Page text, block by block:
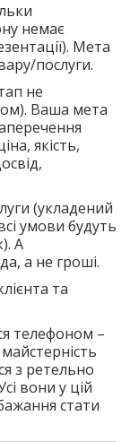
немає
Мета
послуги.
не
Ваша мета
якість,
(укладений
умови будуть
А
а не гроші.
та
телефоном –
з ретельно
вони у цій
стати